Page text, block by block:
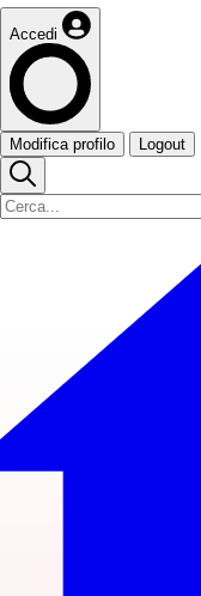
Accedi
Modifica profilo Logout